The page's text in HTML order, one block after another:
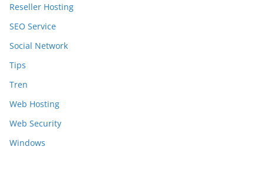
Reseller Hosting
SEO Service
Social Network
Tips
Tren
Web Hosting
Web Security
Windows